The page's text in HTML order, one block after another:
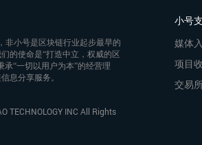
非小号是区块链行业起步最早的
的使命是“打造中立，权威的区
“一切以用户为本”的经营理
息分享服务。
TECHNOLOGY INC All Rights
小号
媒体
项目
交易